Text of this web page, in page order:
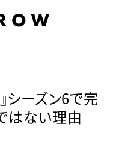
シーズン6で完
はない理由